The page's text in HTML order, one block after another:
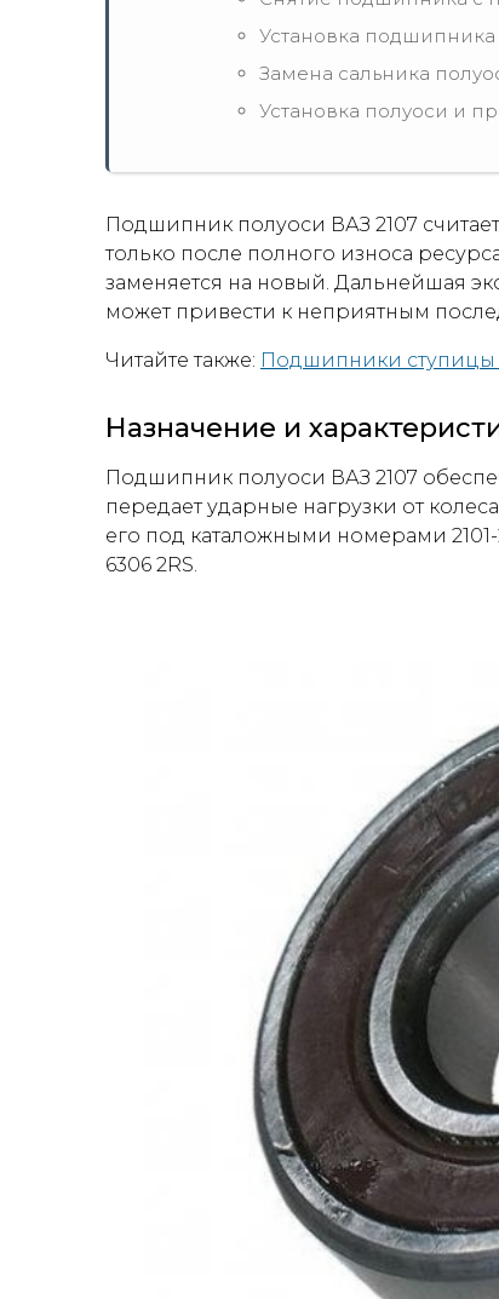
Установка подшипника
Замена сальника
Установка полуоси и
Подшипник полуоси ВАЗ 2107
только после полного износа
заменяется на новый. Дальнейшая
может привести к неприятным
Читайте также: Подшипники ступицы
Назначение и
Подшипник полуоси ВАЗ 2107
передает ударные нагрузки от
его под каталожными номерами
6306 2RS.